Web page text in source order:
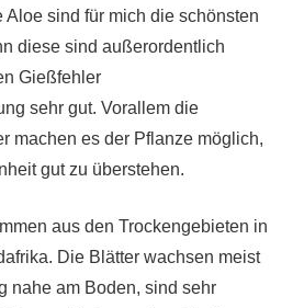
Aloe sind für mich die schönsten
diese sind außerordentlich
Gießfehler
sehr gut. Vorallem die
machen es der Pflanze möglich,
gut zu überstehen.
aus den Trockengebieten in
Die Blätter wachsen meist
nahe am Boden, sind sehr